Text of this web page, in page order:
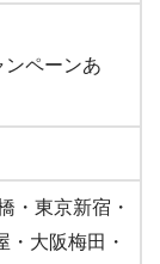
ペーンあ
・東京新宿・
・大阪梅田・